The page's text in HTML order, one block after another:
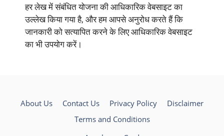
हर लेख में संबंधित योजना की आधिकारिक वेबसाइट का
उल्लेख किया गया है, और हम आपसे अनुरोध करते हैं कि
जानकारी को सत्यापित करने के लिए आधिकारिक वेबसाइट
का भी उपयोग करें।
About Us Contact Us Privacy Policy
Disclaimer
Terms and Conditions